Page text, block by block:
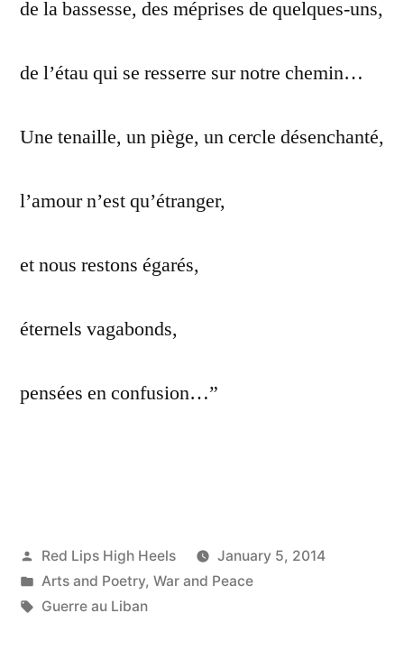
de la bassesse, des méprises de quelques-uns,
de l’étau qui se resserre sur notre chemin…
Une tenaille, un piège, un cercle désenchanté,
l’amour n’est qu’étranger,
et nous restons égarés,
éternels vagabonds,
pensées en confusion…”
Posted
by
Red Lips High Heels
January 5, 2014
Posted
in
Arts and Poetry, War and Peace
Tags:
Guerre au Liban